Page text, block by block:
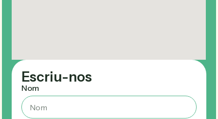
Escriu-nos
Nom